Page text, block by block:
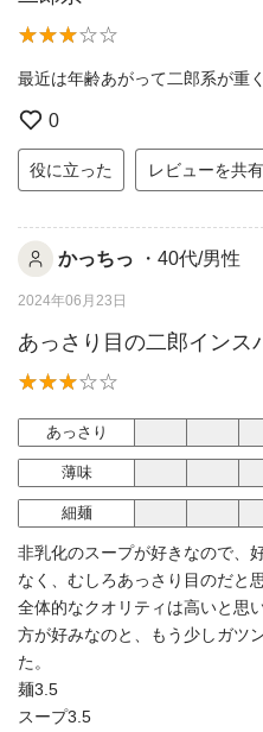
最近は年齢あがって二郎系が重
0
役に立った レビューを共有
かっちっ ・40代/男性
2024年06月23日
あっさり目の二郎インス
あっさり
薄味
細麺
非乳化のスープが好きなので、
なく、むしろあっさり目のだと
全体的なクオリティは高いと思
方が好みなのと、もう少しガツ
た。
麺3.5
スープ3.5